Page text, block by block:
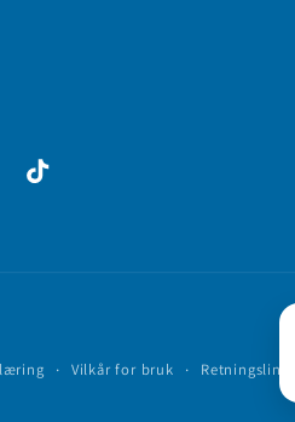
TikTok
Vilkår for bruk